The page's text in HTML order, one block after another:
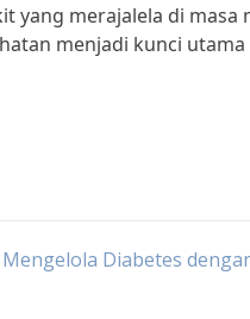
yang merajalela di masa
menjadi kunci utama
Mengelola Diabetes